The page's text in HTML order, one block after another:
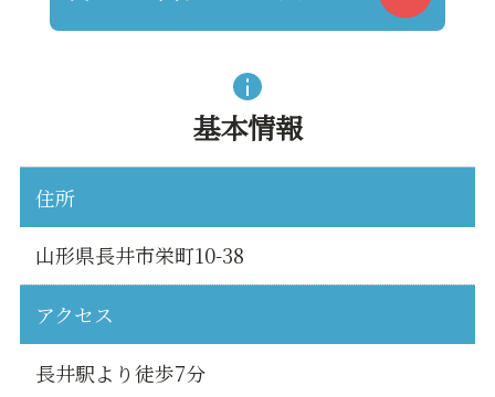
基本情報
住所
山形県長井市栄町10-38
アクセス
長井駅より徒歩7分